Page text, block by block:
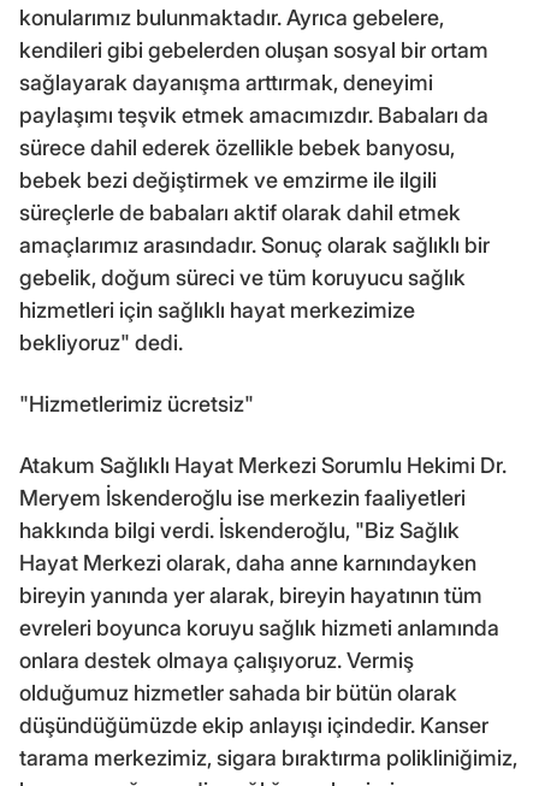
konularımız bulunmaktadır. Ayrıca gebelere,
kendileri gibi gebelerden oluşan sosyal bir ortam
sağlayarak dayanışma arttırmak, deneyimi
paylaşımı teşvik etmek amacımızdır. Babaları da
sürece dahil ederek özellikle bebek banyosu,
bebek bezi değiştirmek ve emzirme ile ilgili
süreçlerle de babaları aktif olarak dahil etmek
amaçlarımız arasındadır. Sonuç olarak sağlıklı bir
gebelik, doğum süreci ve tüm koruyucu sağlık
hizmetleri için sağlıklı hayat merkezimize
bekliyoruz" dedi.
"Hizmetlerimiz ücretsiz"
Atakum Sağlıklı Hayat Merkezi Sorumlu Hekimi Dr.
Meryem İskenderoğlu ise merkezin faaliyetleri
hakkında bilgi verdi. İskenderoğlu, "Biz Sağlık
Hayat Merkezi olarak, daha anne karnındayken
bireyin yanında yer alarak, bireyin hayatının tüm
evreleri boyunca koruyu sağlık hizmeti anlamında
onlara destek olmaya çalışıyoruz. Vermiş
olduğumuz hizmetler sahada bir bütün olarak
düşündüğümüzde ekip anlayışı içindedir. Kanser
tarama merkezimiz, sigara bıraktırma polikliniğimiz,